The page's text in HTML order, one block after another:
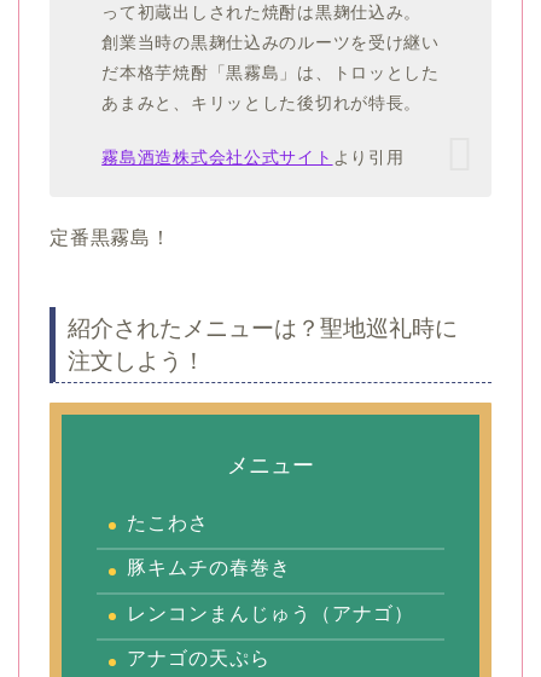
って初蔵出しされた焼酎は黒麹仕込み。
創業当時の黒麹仕込みのルーツを受け継い
だ本格芋焼酎「黒霧島」は、トロッとした
あまみと、キリッとした後切れが特長。
霧島酒造株式会社公式サイト より引用
定番黒霧島！
紹介されたメニューは？聖地巡礼時に
注文しよう！
メニュー
たこわさ
豚キムチの春巻き
レンコンまんじゅう（アナゴ）
アナゴの天ぷら